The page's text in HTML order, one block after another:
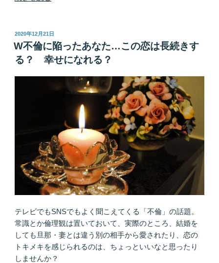
に
出
会
っ
て
ド
婚
を
目
指
す
投
稿
日:
2020年12月21日
W不倫に陥ったあなた…この恋は長続きす
る？ 幸せになれる？
テレビでもSNSでもよく聞こえてくる「不倫」の話題。
常識とか倫理観は置いておいて、実際のところ、結婚を
しても旦那・妻とは違う別の相手から愛されたり、恋の
トキメキを感じられるのは、ちょっといいなと思ったり
しませんか？